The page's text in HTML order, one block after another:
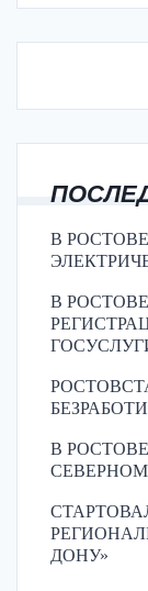
В
В
В
СЕВЕРНОМ
ДОНУ»